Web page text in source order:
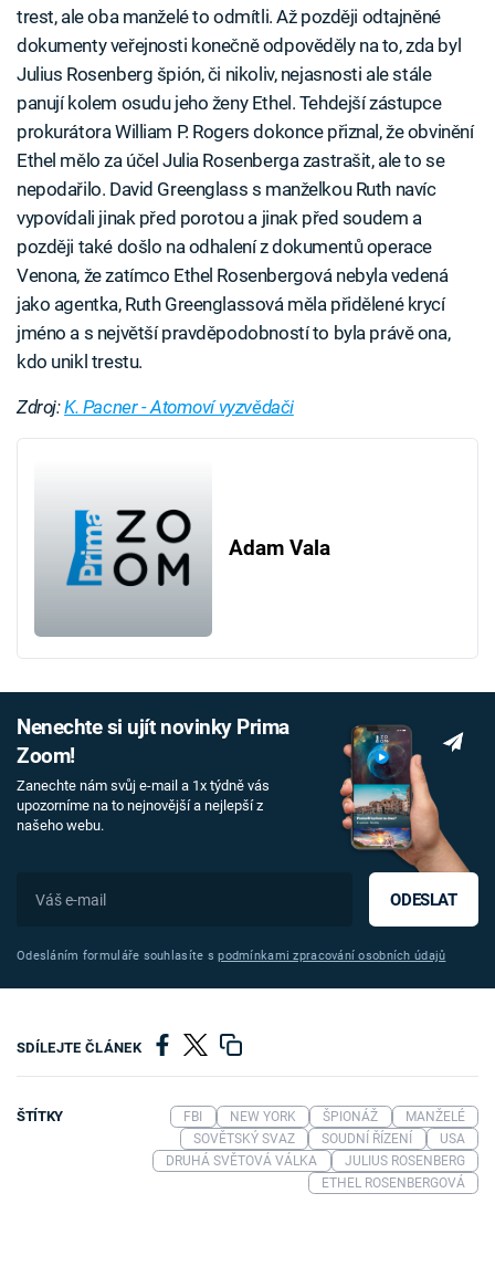
trest, ale oba manželé to odmítli. Až později odtajněné
dokumenty veřejnosti konečně odpověděly na to, zda byl
Julius Rosenberg špión, či nikoliv, nejasnosti ale stále
panují kolem osudu jeho ženy Ethel. Tehdejší zástupce
prokurátora William P. Rogers dokonce přiznal, že obvinění
Ethel mělo za účel Julia Rosenberga zastrašit, ale to se
nepodařilo. David Greenglass s manželkou Ruth navíc
vypovídali jinak před porotou a jinak před soudem a
později také došlo na odhalení z dokumentů operace
Venona, že zatímco Ethel Rosenbergová nebyla vedená
jako agentka, Ruth Greenglassová měla přidělené krycí
jméno a s největší pravděpodobností to byla právě ona,
kdo unikl trestu.
Zdroj:K. Pacner - Atomoví vyzvědači
Adam Vala
Nenechte si ujít novinky Prima
Zoom!
Zanechte nám svůj e-mail a 1x týdně vás
upozorníme na to nejnovější a nejlepší z
našeho webu.
ODESLAT
Odesláním formuláře souhlasíte spodmínkami zpracování osobních údajů
SDÍLEJTE ČLÁNEK
ŠTÍTKY FBI NEW YORK ŠPIONÁŽ
MANŽELÉ
SOVĚTSKÝ SVAZ
SOUDNÍ ŘÍZENÍ
USA
DRUHÁ SVĚTOVÁ VÁLKA
JULIUS ROSENBERG
ETHEL ROSENBERGOVÁ